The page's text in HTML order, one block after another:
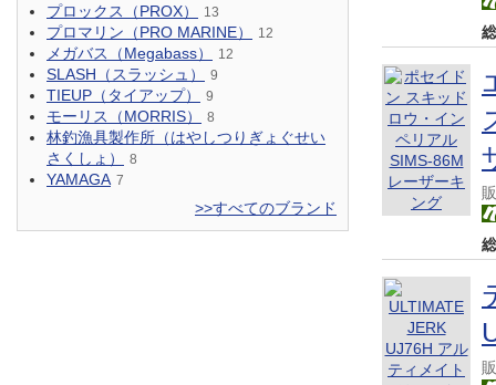
プロックス（PROX） 13
プロマリン（PRO MARINE） 12
メガバス（Megabass） 12
SLASH（スラッシュ） 9
TIEUP（タイアップ） 9
モーリス（MORRIS） 8
林釣漁具製作所（はやしつりぎょぐせい
さくしょ）
8
YAMAGA 7
>>すべてのブランド